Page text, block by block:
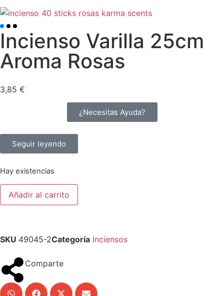
Incienso Varilla 25cm
Aroma Rosas
3,85 €
¿Necesitas Ayuda?
Seguir leyendo
Hay existencias
Añadir al carrito
SKU 49045-2Categoría Inciensos
Comparte